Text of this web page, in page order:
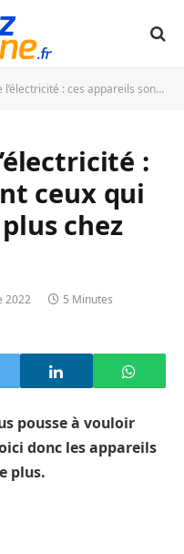
appareils sont ceux qui consomment le plus chez vous
:
ceux qui
chez
2022
5 Minutes
pousse à vouloir
donc les appareils
plus.